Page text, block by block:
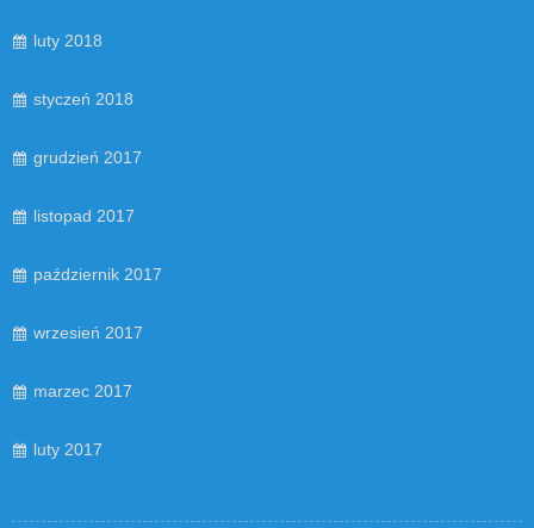
luty 2018
styczeń 2018
grudzień 2017
listopad 2017
październik 2017
wrzesień 2017
marzec 2017
luty 2017